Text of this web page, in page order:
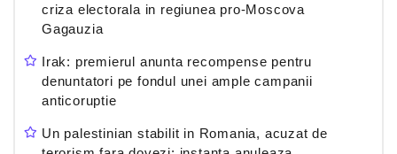
criza electorala in regiunea pro-Moscova
Gagauzia
Irak: premierul anunta recompense pentru
denuntatori pe fondul unei ample campanii
anticoruptie
Un palestinian stabilit in Romania, acuzat de